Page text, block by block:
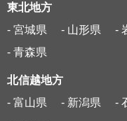
東北地方
- 宮城県
- 山形県 -
- 青森県
北信越地方
- 富山県
- 新潟県 -